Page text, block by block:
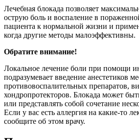
Лечебная блокада позволяет
острую боль и воспаление в
пациента к нормальной жизни и
когда другие методы малоэффективны.
Обратите внимание!
Локальное лечение боли при помощи
подразумевает введение анестетиков
противовоспалительных препаратов,
хондропротекторов. Блокада может
или представлять собой сочетание
Если у вас есть аллергия на какие-то
сообщите об этом врачу.